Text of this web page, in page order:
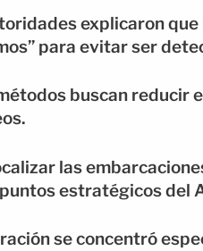
explicaron
para evitar ser
buscan reducir
las
estratégicos del
se concentró